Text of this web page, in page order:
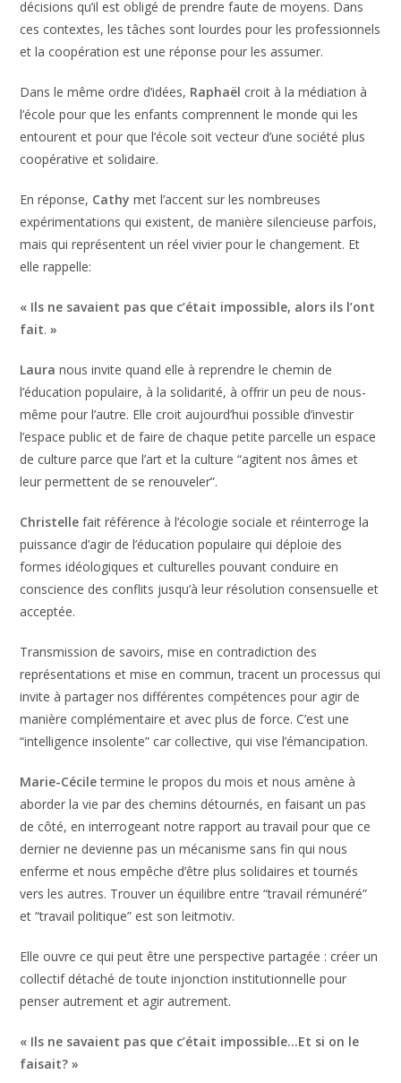
décisions qu’il est obligé de prendre faute de moyens. Dans
ces contextes, les tâches sont lourdes pour les professionnels
et la coopération est une réponse pour les assumer.
Dans le même ordre d’idées, Raphaël croit à la médiation à
l’école pour que les enfants comprennent le monde qui les
entourent et pour que l’école soit vecteur d’une société plus
coopérative et solidaire.
En réponse, Cathy met l’accent sur les nombreuses
expérimentations qui existent, de manière silencieuse parfois,
mais qui représentent un réel vivier pour le changement. Et
elle rappelle:
« Ils ne savaient pas que c’était impossible, alors ils l’ont
fait. »
Laura nous invite quand elle à reprendre le chemin de
l’éducation populaire, à la solidarité, à offrir un peu de nous-
même pour l’autre. Elle croit aujourd’hui possible d’investir
l’espace public et de faire de chaque petite parcelle un espace
de culture parce que l’art et la culture “agitent nos âmes et
leur permettent de se renouveler”.
Christelle fait référence à l’écologie sociale et réinterroge la
puissance d’agir de l’éducation populaire qui déploie des
formes idéologiques et culturelles pouvant conduire en
conscience des conflits jusqu’à leur résolution consensuelle et
acceptée.
Transmission de savoirs, mise en contradiction des
représentations et mise en commun, tracent un processus qui
invite à partager nos différentes compétences pour agir de
manière complémentaire et avec plus de force. C’est une
“intelligence insolente” car collective, qui vise l’émancipation.
Marie-Céciletermine le propos du mois et nous amène à
aborder la vie par des chemins détournés, en faisant un pas
de côté, en interrogeant notre rapport au travail pour que ce
dernier ne devienne pas un mécanisme sans fin qui nous
enferme et nous empêche d’être plus solidaires et tournés
vers les autres. Trouver un équilibre entre “travail rémunéré”
et “travail politique” est son leitmotiv.
Elle ouvre ce qui peut être une perspective partagée : créer un
collectif détaché de toute injonction institutionnelle pour
penser autrement et agir autrement.
« Ils ne savaient pas que c’était impossible…Et si on le
faisait? »